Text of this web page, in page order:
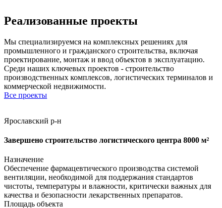
Реализованные проекты
Мы специализируемся на комплексных решениях для
промышленного и гражданского строительства, включая
проектирование, монтаж и ввод объектов в эксплуатацию.
Среди наших ключевых проектов - строительство
производственных комплексов, логистических терминалов и
коммерческой недвижимости.
Все проекты
Ярославский р-н
Завершено строительство логистического центра 8000 м²
Назначение
Обеспечение фармацевтического производства системой
вентиляции, необходимой для поддержания стандартов
чистоты, температуры и влажности, критически важных для
качества и безопасности лекарственных препаратов.
Площадь объекта